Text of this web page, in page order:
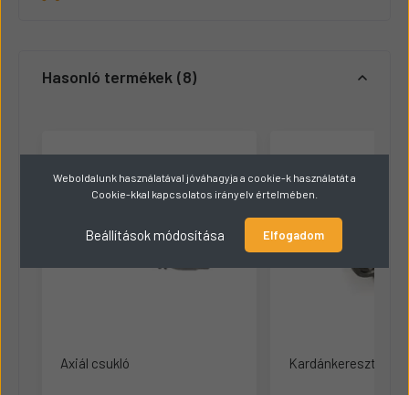
Hasonló termékek 8
Axiál csukló Kardánkereszt tartó
Weboldalunk használatával jóváhagyja a cookie-k használatát a
Cookie-kkal kapcsolatos irányelv értelmében.
Beállítások módosítása Elfogadom